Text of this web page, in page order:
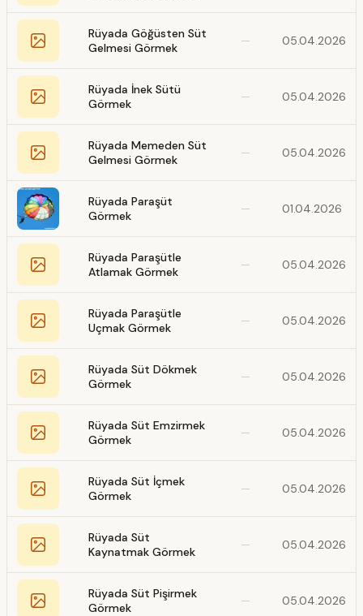
Rüyada Göğüsten Süt
Gelmesi Görmek
— 05.04.2026
Rüyada İnek Sütü
Görmek
— 05.04.2026
Rüyada Memeden Süt
Gelmesi Görmek
— 05.04.2026
Rüyada Paraşüt
Görmek
— 01.04.2026
Rüyada Paraşütle
Atlamak Görmek
— 05.04.2026
Rüyada Paraşütle
Uçmak Görmek
— 05.04.2026
Rüyada Süt Dökmek
Görmek
— 05.04.2026
Rüyada Süt Emzirmek
Görmek
— 05.04.2026
Rüyada Süt İçmek
Görmek
— 05.04.2026
Rüyada Süt
Kaynatmak Görmek
— 05.04.2026
Rüyada Süt Pişirmek
Görmek
— 05.04.2026